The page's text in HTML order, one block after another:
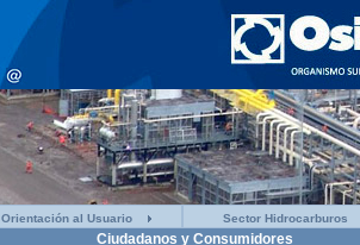
Orientación al Usuario Sector Hidrocarburos
Ciudadanos y Consumidores